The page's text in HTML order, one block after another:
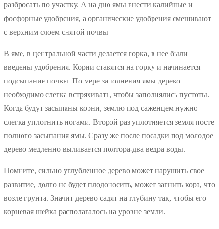
разбросать по участку. А на дно ямы внести калийные и
фосфорные удобрения, а органические удобрения смешивают
с верхним слоем снятой почвы.
В яме, в центральной части делается горка, в нее были
введены удобрения. Корни ставятся на горку и начинается
подсыпание почвы. По мере заполнения ямы дерево
необходимо слегка встряхивать, чтобы заполнялись пустоты.
Когда будут засыпаны корни, землю под саженцем нужно
слегка уплотнить ногами. Второй раз уплотняется земля посте
полного засыпания ямы. Сразу же после посадки под молодое
дерево медленно выливается полтора-два ведра воды.
Помните, сильно углубленное дерево может нарушить свое
развитие, долго не будет плодоносить, может загнить кора, что
возле грунта. Значит дерево садят на глубину так, чтобы его
корневая шейка располагалось на уровне земли.